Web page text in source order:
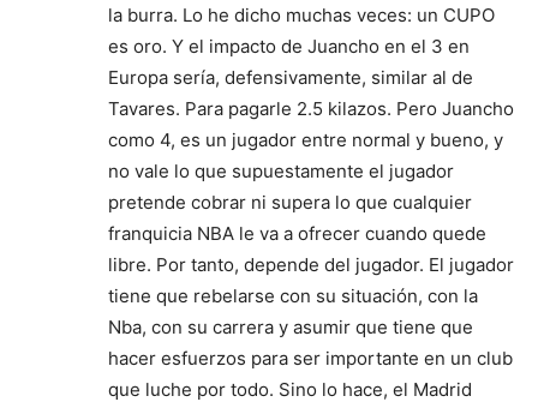
la burra. Lo he dicho muchas veces: un CUPO
es oro. Y el impacto de Juancho en el 3 en
Europa sería, defensivamente, similar al de
Tavares. Para pagarle 2.5 kilazos. Pero Juancho
como 4, es un jugador entre normal y bueno, y
no vale lo que supuestamente el jugador
pretende cobrar ni supera lo que cualquier
franquicia NBA le va a ofrecer cuando quede
libre. Por tanto, depende del jugador. El jugador
tiene que rebelarse con su situación, con la
Nba, con su carrera y asumir que tiene que
hacer esfuerzos para ser importante en un club
que luche por todo. Sino lo hace, el Madrid